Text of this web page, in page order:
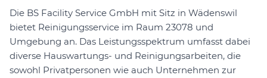
Die BS Facility Service GmbH mit Sitz in Wädenswil
bietet Reinigungsservice im Raum 23078 und
Umgebung an. Das Leistungsspektrum umfasst dabei
diverse Hauswartungs- und Reinigungsarbeiten, die
sowohl Privatpersonen wie auch Unternehmen zur